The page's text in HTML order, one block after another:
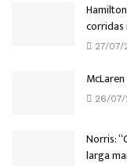
corridas
27/07/
26/07/
Norris:
larga